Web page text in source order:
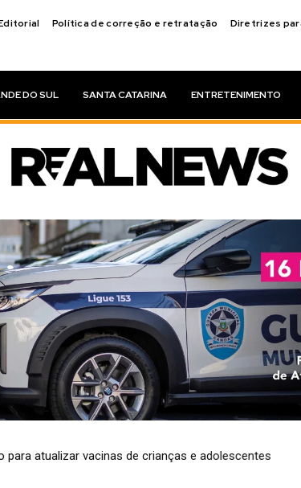
Política de correção e retratação Diretrizes
DO SUL SANTA CATARINA ENTRETENIMENTO
Diomande